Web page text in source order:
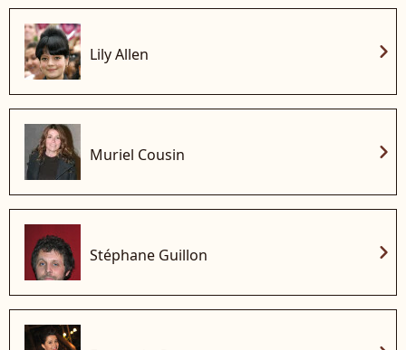
Lily Allen chevron_right
Muriel Cousin chevron_right
Stéphane Guillon chevron_right